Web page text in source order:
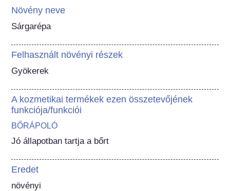
Növény neve
Sárgarépa
Felhasznált növényi részek
Gyökerek
A kozmetikai termékek ezen összetevőjének
funkciója/funkciói
BŐRÁPOLÓ
Jó állapotban tartja a bőrt
Eredet
növényi